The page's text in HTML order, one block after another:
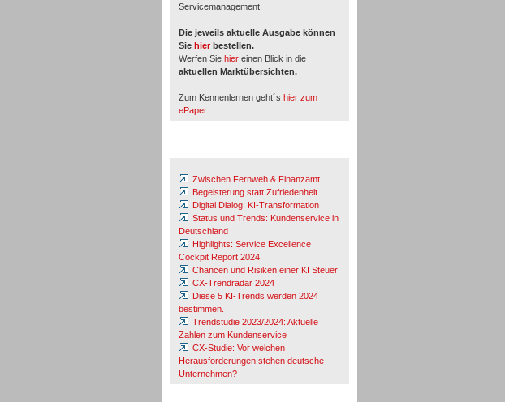
Servicemanagement.
Die jeweils aktuelle Ausgabe können
Sie hier bestellen.
Werfen Sie hier einen Blick in die
aktuellen Marktübersichten.
Zum Kennenlernen geht´s hier zum
ePaper.
Zwischen Fernweh & Finanzamt
Begeisterung statt Zufriedenheit
Digital Dialog: KI-Transformation
Status und Trends: Kundenservice in
Deutschland
Highlights: Service Excellence
Cockpit Report 2024
Chancen und Risiken einer KI Steuer
CX-Trendradar 2024
Diese 5 KI-Trends werden 2024
bestimmen.
Trendstudie 2023/2024: Aktuelle
Zahlen zum Kundenservice
CX-Studie: Vor welchen
Herausforderungen stehen deutsche
Unternehmen?